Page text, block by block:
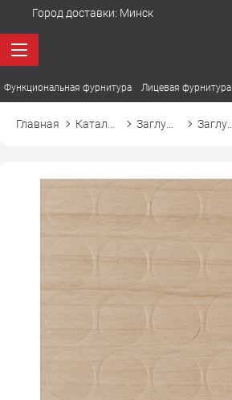
Город доставки: Минск
Функциональная фурнитура Лицевая фурнитура
Главная